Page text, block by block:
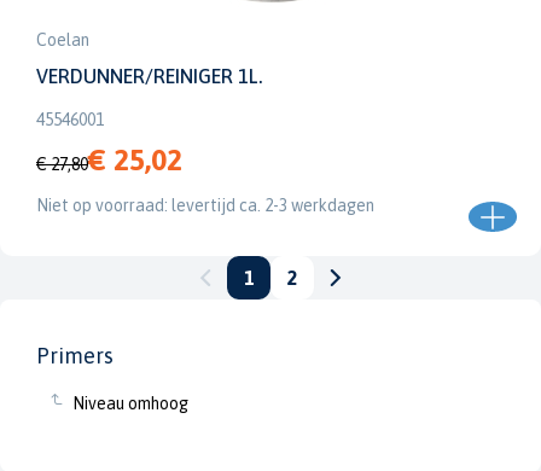
Primers
Niveau omhoog
Coelan
VERDUNNER/REINIGER 1L.
45546001
€ 27,80€ 25,02
Niet op voorraad: levertijd ca. 2-3 werkdagen
1 2